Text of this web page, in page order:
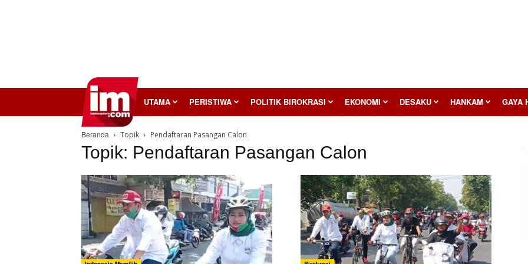
InilahMojokerto UTAMA PERISTIWA POLITIK BIROKRASI EKONOMI DESAKU HANKAM GAYA
Beranda Topik Pendaftaran Pasangan Calon
Topik: Pendaftaran Pasangan Calon